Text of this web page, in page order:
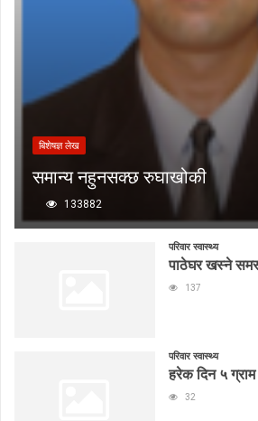
बिशेषज्ञ लेख
समान्य नहुनसक्छ रुघाखोकी
133882
परिवार स्वास्थ्य
पाठेघर खस्ने
137
परिवार स्वास्थ्य
हरेक दिन ५
32